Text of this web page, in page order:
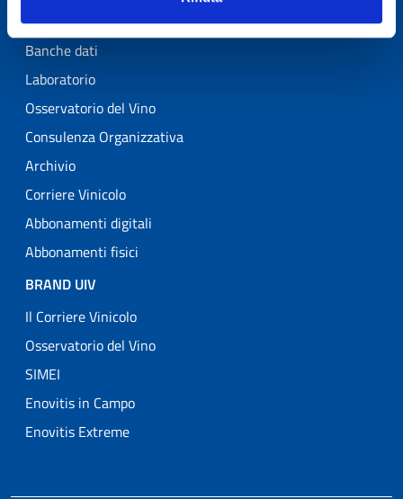
Prodotti digitali
Banche dati
Laboratorio
Osservatorio del Vino
Consulenza Organizzativa
Archivio
Corriere Vinicolo
Abbonamenti digitali
Abbonamenti fisici
BRAND UIV
Il Corriere Vinicolo
Osservatorio del Vino
SIMEI
Enovitis in Campo
Enovitis Extreme